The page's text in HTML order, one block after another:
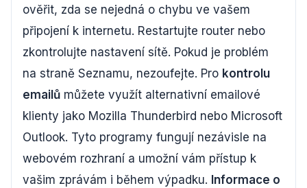
ověřit, zda se nejedná o chybu ve vašem
připojení k internetu. Restartujte router nebo
zkontrolujte nastavení sítě. Pokud je problém
na straně Seznamu, nezoufejte. Pro kontrolu
emailů můžete využít alternativní emailové
klienty jako Mozilla Thunderbird nebo Microsoft
Outlook. Tyto programy fungují nezávisle na
webovém rozhraní a umožní vám přístup k
vašim zprávám i během výpadku. Informace o